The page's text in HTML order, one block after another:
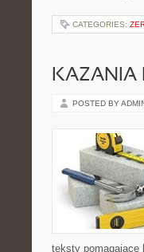
CATEGORIES:
KAZANIA
POSTED BY
teksty pomagające